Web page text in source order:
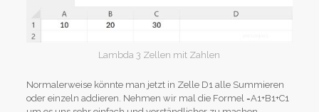
Lambda 3 Zellen mit Zahlen
Normalerweise könnte man jetzt in Zelle D1 alle Summieren
oder einzeln addieren. Nehmen wir mal die Formel =A1+B1+C1